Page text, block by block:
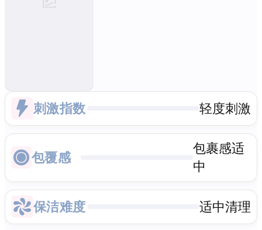
刺激指数 轻度刺激
包覆感
包裹感适
中
保洁难度 适中清理